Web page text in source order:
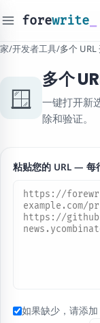
forewrite
家/开发者工具/多个 URL
🪟
多个
一键打开新
除和验证。
粘贴您的 URL — 每
如果缺少，请添